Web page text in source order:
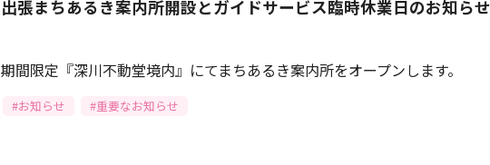
出張まちあるき案内所開設とガイドサービス臨時休業日のお知らせ
期間限定『深川不動堂境内』にてまちあるき案内所をオープンします。
#お知らせ #重要なお知らせ